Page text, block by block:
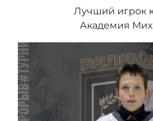
Лучший игрок
Академия